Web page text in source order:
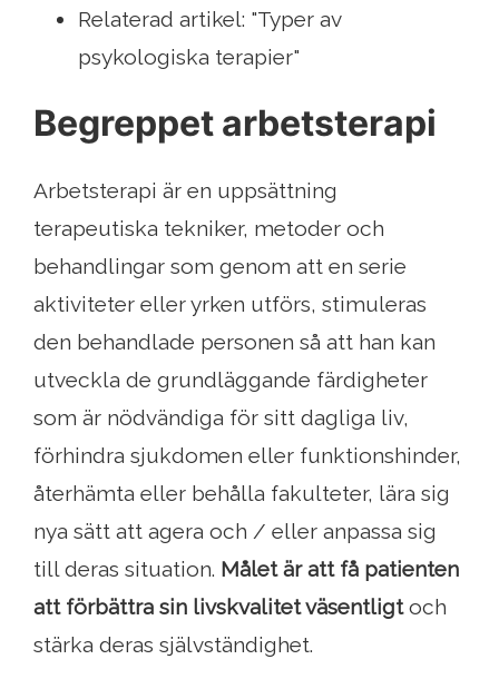
Relaterad artikel: "Typer av
psykologiska terapier"
Begreppet arbetsterapi
Arbetsterapi är en uppsättning
terapeutiska tekniker, metoder och
behandlingar som genom att en serie
aktiviteter eller yrken utförs, stimuleras
den behandlade personen så att han kan
utveckla de grundläggande färdigheter
som är nödvändiga för sitt dagliga liv,
förhindra sjukdomen eller funktionshinder,
återhämta eller behålla fakulteter, lära sig
nya sätt att agera och / eller anpassa sig
till deras situation. Målet är att få patienten
att förbättra sin livskvalitet väsentligtoch
stärka deras självständighet.